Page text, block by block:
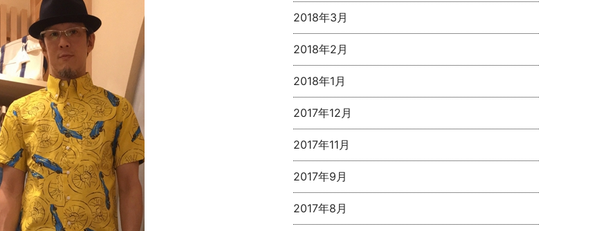
2018年3月
2018年2月
2018年1月
2017年12月
2017年11月
2017年9月
2017年8月